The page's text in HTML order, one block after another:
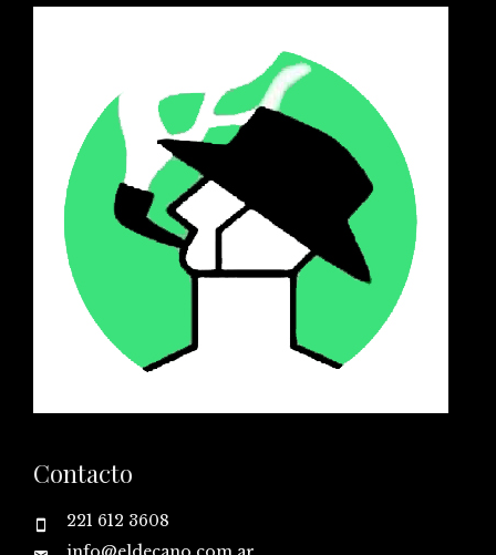
Contacto
221 612 3608